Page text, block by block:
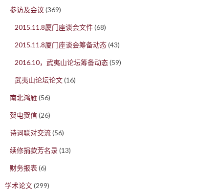
参访及会议 (369)
2015.11.8厦门座谈会文件(68)
2015.11.8厦门座谈会筹备动态(43)
2016.10，武夷山论坛筹备动态(59)
武夷山论坛论文(16)
南北鸿雁(56)
贺电贺信(26)
诗词联对交流(56)
续修捐款芳名录(13)
财务报表 (6)
学术论文(299)